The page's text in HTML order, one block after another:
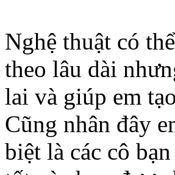
Nghệ thuật có
theo lâu dài
lai và giúp em
Cũng nhân đây
biệt là các cô